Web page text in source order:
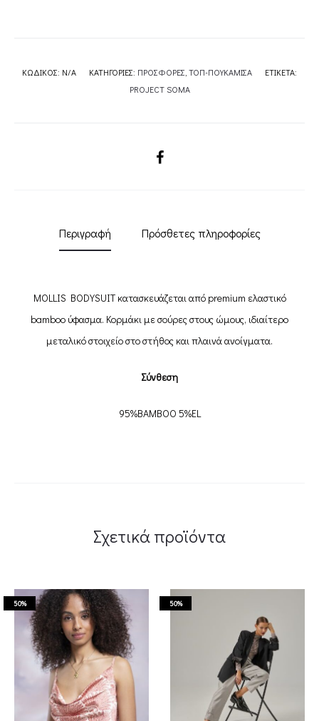
ΚΩΔΙΚΌΣ: N/A ΚΑΤΗΓΟΡΊΕΣ: ΠΡΟΣΦΟΡΕΣ,ΤΟΠ-ΠΟΥΚΑΜΙΣΑ
ΕΤΙΚΈΤΑ:
PROJECT SOMA
SHARE
Περιγραφή Πρόσθετες πληροφορίες
MOLLIS BODYSUIT κατασκευάζεται από premium ελαστικό
bamboo ύφασμα. Κορμάκι με σούρες στους ώμους, ιδιαίτερο
μεταλικό στοιχείο στο στήθος και πλαινά ανοίγματα.
Σύνθεση
95%BAMBOO 5%EL
Σχετικά προϊόντα
50% 50%